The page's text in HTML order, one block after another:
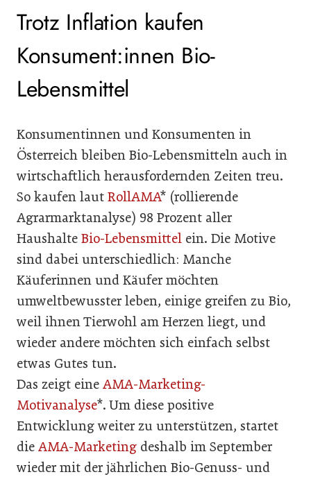
Trotz Inflation kaufen
Konsument:innen Bio-
Lebensmittel
Konsumentinnen und Konsumenten in
Österreich bleiben Bio-Lebensmitteln auch in
wirtschaftlich herausfordernden Zeiten treu.
So kaufen laut RollAMA* (rollierende
Agrarmarktanalyse) 98 Prozent aller
Haushalte Bio-Lebensmittel ein. Die Motive
sind dabei unterschiedlich: Manche
Käuferinnen und Käufer möchten
umweltbewusster leben, einige greifen zu Bio,
weil ihnen Tierwohl am Herzen liegt, und
wieder andere möchten sich einfach selbst
etwas Gutes tun.
Das zeigt eine AMA-Marketing-
Motivanalyse*. Um diese positive
Entwicklung weiter zu unterstützen, startet
die AMA-Marketing deshalb im September
wieder mit der jährlichen Bio-Genuss- und